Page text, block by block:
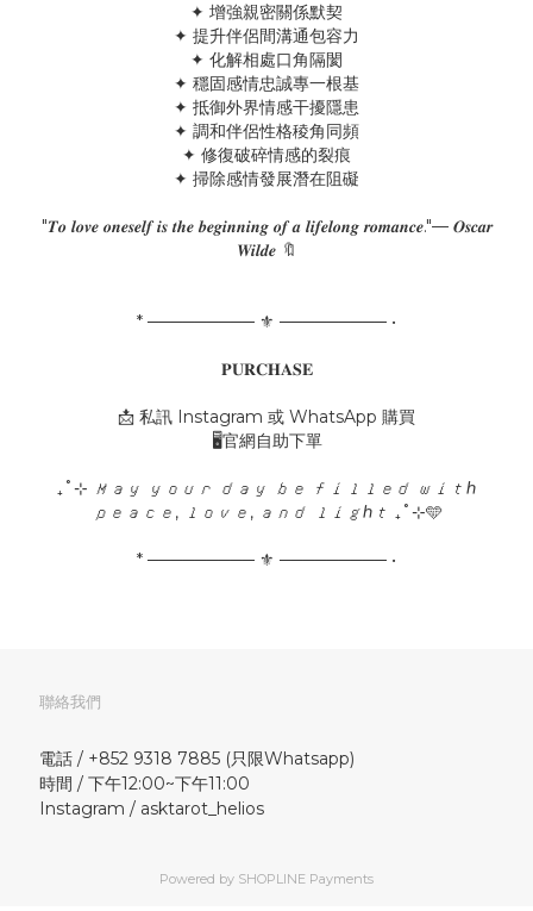
✦ 增強親密關係默契
✦ 提升伴侶間溝通包容力
✦ 化解相處口角隔閡
✦ 穩固感情忠誠專一根基
✦ 抵御外界情感干擾隱患
✦ 調和伴侶性格稜角同頻
✦ 修復破碎情感的裂痕
✦ 掃除感情發展潛在阻礙
"𝑻𝒐 𝒍𝒐𝒗𝒆 𝒐𝒏𝒆𝒔𝒆𝒍𝒇 𝒊𝒔 𝒕𝒉𝒆 𝒃𝒆𝒈𝒊𝒏𝒏𝒊𝒏𝒈 𝒐𝒇 𝒂 𝒍𝒊𝒇𝒆𝒍𝒐𝒏𝒈 𝒓𝒐𝒎𝒂𝒏𝒄𝒆."— 𝑶𝒔𝒄𝒂𝒓
𝑾𝒊𝒍𝒅𝒆 🔖
* ───────── ⚜ ───────── •
𝐏𝐔𝐑𝐂𝐇𝐀𝐒𝐄
📩 私訊 Instagram 或 WhatsApp 購買
🖥️官網自助下單
₊˚⊹ 𝑀𝑎𝑦 𝑦𝑜𝑢𝑟 𝑑𝑎𝑦 𝑏𝑒 𝑓𝑖𝑙𝑙𝑒𝑑 𝑤𝑖𝑡ℎ
𝑝𝑒𝑎𝑐𝑒, 𝑙𝑜𝑣𝑒, 𝑎𝑛𝑑 𝑙𝑖𝑔ℎ𝑡 ₊˚⊹🩵
* ───────── ⚜ ───────── •
聯絡我們
電話 / +852 9318 7885 (只限Whatsapp)
時間 / 下午12:00~下午11:00
Instagram / asktarot_helios
Powered by SHOPLINE Payments